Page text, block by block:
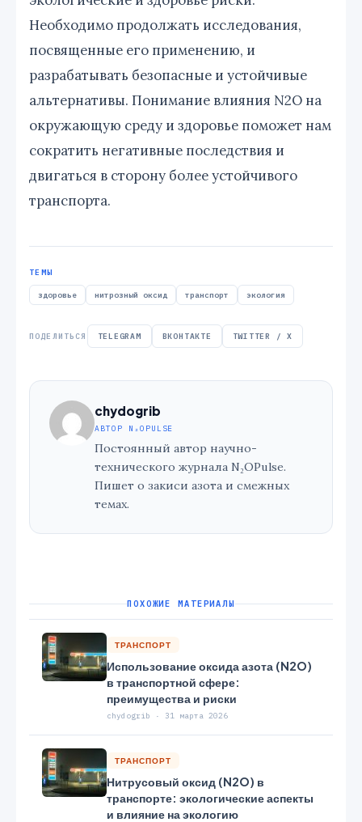
Необходимо продолжать исследования,
посвященные его применению, и
разрабатывать безопасные и устойчивые
альтернативы. Понимание влияния N2O на
окружающую среду и здоровье поможет нам
сократить негативные последствия и
двигаться в сторону более устойчивого
транспорта.
ТЕМЫ
здоровье нитрозный оксид транспорт экология
ПОДЕЛИТЬСЯ TELEGRAM ВКОНТАКТЕ TWITTER / X
chydogrib
АВТОР N₂OPULSE
Постоянный автор научно-
технического журнала N₂OPulse.
Пишет о закиси азота и смежных
темах.
ПОХОЖИЕ МАТЕРИАЛЫ
ТРАНСПОРТ
Использование оксида азота (N2O)
в транспортной сфере:
преимущества и риски
chydogrib · 31 марта 2026
ТРАНСПОРТ
Нитрусовый оксид (N2O) в
транспорте: экологические аспекты
и влияние на экологию